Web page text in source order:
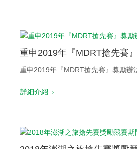
重申2019年『MDRT搶先賽
重申2019年『MDRT搶先賽』獎勵辦
詳細介紹